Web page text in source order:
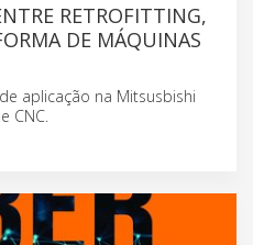
RETROFITTING,
DE MÁQUINAS
aplicação na Mitsusbishi
CNC.